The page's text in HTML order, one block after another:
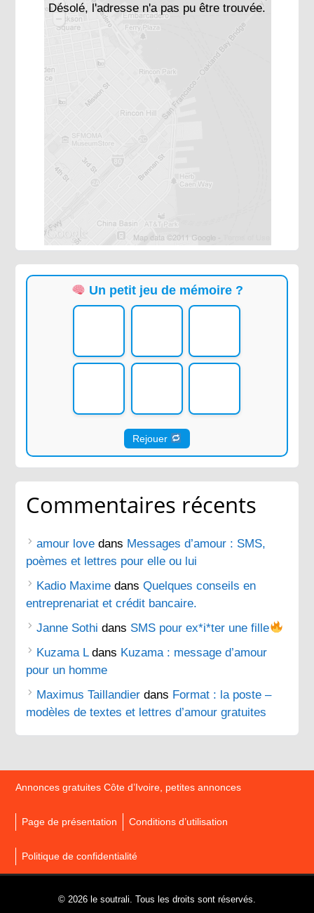
Désolé, l'adresse n'a pas pu être trouvée.
Un petit jeu de mémoire ?
Rejouer
Commentaires récents
amour love dans Messages d’amour : SMS,
poèmes et lettres pour elle ou lui
Kadio Maxime dansQuelques conseils en
entreprenariat et crédit bancaire.
Janne Sothi dans SMS pour ex*i*ter une fille
Kuzama Ldans Kuzama : message d’amour
pour un homme
Maximus Taillandier dans Format : la poste –
modèles de textes et lettres d’amour gratuites
Annonces gratuites Côte d’Ivoire, petites annonces
Page de présentation Conditions d’utilisation
Politique de confidentialité
© 2026 le soutrali. Tous les droits sont réservés.